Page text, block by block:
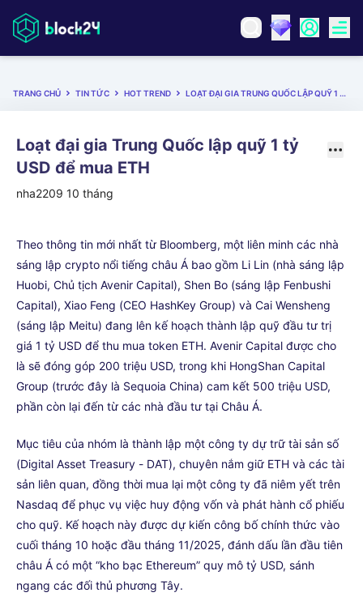
TRANG CHỦ TIN TỨC HOT TREND LOẠT ĐẠI GIA TRUNG QUỐC LẬP QUỸ 1 TỶ USD ĐỂ MUA ETH
Loạt đại gia Trung Quốc lập quỹ 1 tỷ
USD để mua ETH
nha2209 10 tháng
Theo thông tin mới nhất từ Bloomberg, một liên minh các nhà
sáng lập crypto nổi tiếng châu Á bao gồm Li Lin (nhà sáng lập
Huobi, Chủ tịch Avenir Capital), Shen Bo (sáng lập Fenbushi
Capital), Xiao Feng (CEO HashKey Group) và Cai Wensheng
(sáng lập Meitu) đang lên kế hoạch thành lập quỹ đầu tư trị
giá 1 tỷ USD để thu mua token ETH. Avenir Capital được cho
là sẽ đóng góp 200 triệu USD, trong khi HongShan Capital
Group (trước đây là Sequoia China) cam kết 500 triệu USD,
phần còn lại đến từ các nhà đầu tư tại Châu Á.
Mục tiêu của nhóm là thành lập một công ty dự trữ tài sản số
(Digital Asset Treasury - DAT), chuyên nắm giữ ETH và các tài
sản liên quan, đồng thời mua lại một công ty đã niêm yết trên
Nasdaq để phục vụ việc huy động vốn và phát hành cổ phiếu
cho quỹ. Kế hoạch này được dự kiến công bố chính thức vào
cuối tháng 10 hoặc đầu tháng 11/2025, đánh dấu lần đầu tiên
châu Á có một “kho bạc Ethereum” quy mô tỷ USD, sánh
ngang các đối thủ phương Tây.